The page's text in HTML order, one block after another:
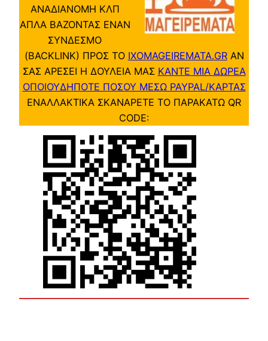
ΑΝΑΔΙΑΝΟΜΗ ΚΛΠ
ΑΠΛΑ ΒΑΖΟΝΤΑΣ ΕΝΑΝ
ΣΥΝΔΕΣΜΟ
(BACKLINK) ΠΡΟΣ ΤΟ IXOMAGEIREMATA.GRΑΝ
ΣΑΣ ΑΡΕΣΕΙ Η ΔΟΥΛΕΙΑ ΜΑΣ ΚΑΝΤΕ ΜΙΑ ΔΩΡΕΑ
ΟΠΟΙΟΥΔΗΠΟΤΕ ΠΟΣΟΥ ΜΕΣΩ PAYPAL/ΚΑΡΤΑΣ
ΕΝΑΛΛΑΚΤΙΚΑ ΣΚΑΝΑΡΕΤΕ ΤΟ ΠΑΡΑΚΑΤΩ QR
CODE: